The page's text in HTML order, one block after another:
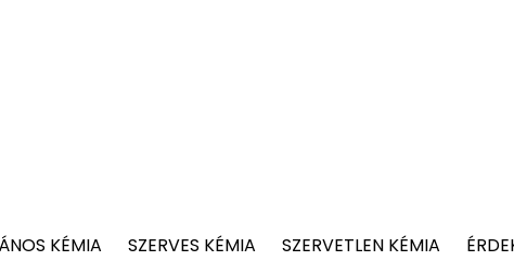
KÉMIA
SZERVES KÉMIA SZERVETLEN KÉMIA